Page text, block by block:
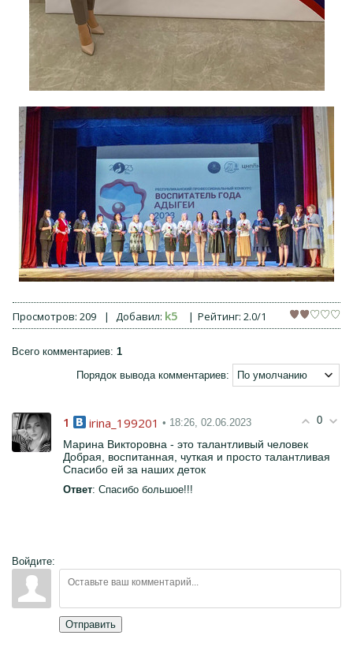
Просмотров: 209 | Добавил: k5 | Рейтинг: 2.0/1
Всего комментариев: 1
Порядок вывода комментариев:
0
1 irina_199201 • 18:26, 02.06.2023
Марина Викторовна - это талантливый человек
Добрая, воспитанная, чуткая и просто талантливая
Спасибо ей за наших деток
Ответ: Спасибо большое!!!
Войдите:
Отправить